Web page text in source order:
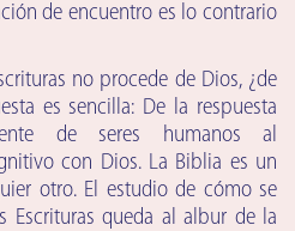
de encuentro es lo contrario
no procede de Dios, ¿de
es sencilla: De la respuesta
de seres humanos al
con Dios. La Biblia es un
otro. El estudio de cómo se
Escrituras queda al albur de la